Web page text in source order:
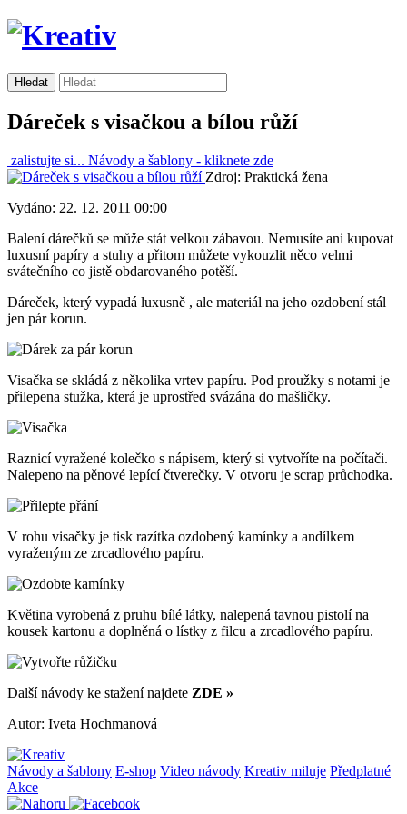
Dáreček s visačkou a bílou růží
zalistujte si... Návody a šablony - kliknete zde
Zdroj: Praktická žena
Vydáno: 22. 12. 2011 00:00
Balení dárečků se může stát velkou zábavou. Nemusíte ani kupovat
luxusní papíry a stuhy a přitom můžete vykouzlit něco velmi
svátečního co jistě obdarovaného potěší.
Dáreček, který vypadá luxusně , ale materiál na jeho ozdobení stál
jen pár korun.
Visačka se skládá z několika vrtev papíru. Pod proužky s notami je
přilepena stužka, která je uprostřed svázána do mašličky.
Raznicí vyražené kolečko s nápisem, který si vytvoříte na počítači.
Nalepeno na pěnové lepící čtverečky. V otvoru je scrap průchodka.
V rohu visačky je tisk razítka ozdobený kamínky a andílkem
vyraženým ze zrcadlového papíru.
Květina vyrobená z pruhu bílé látky, nalepená tavnou pistolí na
kousek kartonu a doplněná o lístky z filcu a zrcadlového papíru.
Další návody ke stažení najdete ZDE »
Autor: Iveta Hochmanová
Návody a šablony E-shop Video návody Kreativ miluje Předplatné
Akce